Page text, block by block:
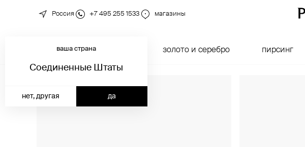
Россия +7 495 255 1533 магазины
новинки золото и серебро пирсинг
ваша страна
Соединенные Штаты
да
нет, другая